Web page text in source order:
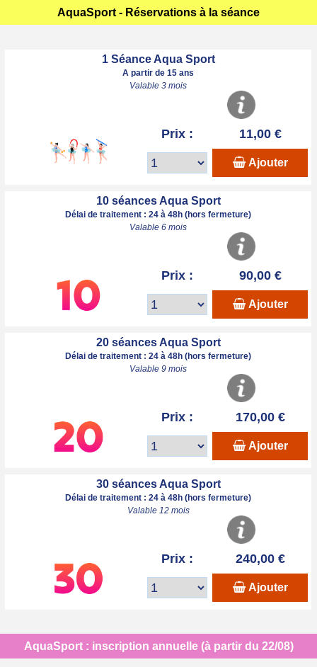
AquaSport - Réservations à la séance
1 Séance Aqua Sport
A partir de 15 ans
Valable 3 mois
Prix : 11,00 €
Ajouter
10 séances Aqua Sport
Délai de traitement : 24 à 48h (hors fermeture)
Valable 6 mois
Prix : 90,00 €
Ajouter
20 séances Aqua Sport
Délai de traitement : 24 à 48h (hors fermeture)
Valable 9 mois
Prix : 170,00 €
Ajouter
30 séances Aqua Sport
Délai de traitement : 24 à 48h (hors fermeture)
Valable 12 mois
Prix : 240,00 €
Ajouter
AquaSport : inscription annuelle (à partir du 22/08)